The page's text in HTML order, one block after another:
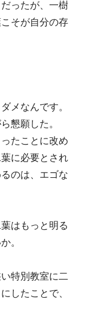
ったが、一樹
そが自分の存
メなんです。
懇願した。
たことに改め
に必要とされ
のは、エゴな
はもっと明る
。
特別教室に二
したことで、